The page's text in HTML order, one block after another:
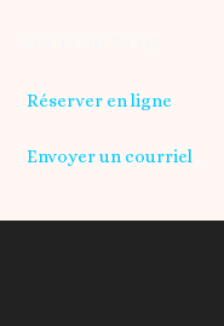
Réserver en ligne
Envoyer un courriel